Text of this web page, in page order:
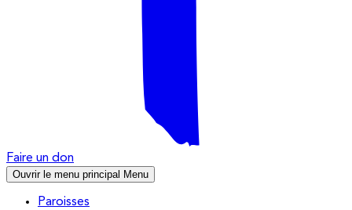
Faire un don
Ouvrir le menu principal Menu
Paroisses